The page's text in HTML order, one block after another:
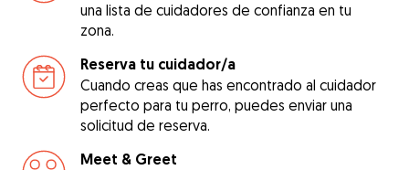
una lista de cuidadores de confianza en tu
zona.
Reserva tu cuidador/a
Cuando creas que has encontrado al cuidador
perfecto para tu perro, puedes enviar una
solicitud de reserva.
Meet & Greet